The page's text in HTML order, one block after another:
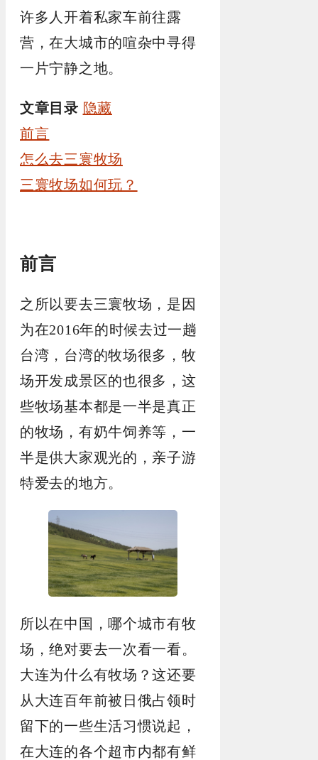
许多人开着私家车前往露
营，在大城市的喧杂中寻得
一片宁静之地。
文章目录 隐藏
前言
怎么去三寰牧场
三寰牧场如何玩？
前言
之所以要去三寰牧场，是因
为在2016年的时候去过一趟
台湾，台湾的牧场很多，牧
场开发成景区的也很多，这
些牧场基本都是一半是真正
的牧场，有奶牛饲养等，一
半是供大家观光的，亲子游
特爱去的地方。
所以在中国，哪个城市有牧
场，绝对要去一次看一看。
大连为什么有牧场？这还要
从大连百年前被日俄占领时
留下的一些生活习惯说起，
在大连的各个超市内都有鲜